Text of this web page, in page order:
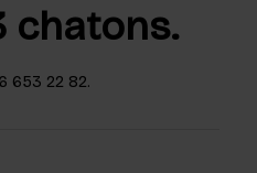
chatons.
653 22 82.